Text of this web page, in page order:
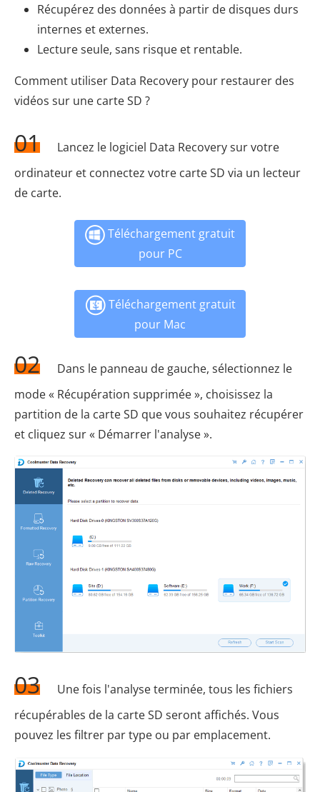
Récupérez des données à partir de disques durs
internes et externes.
Lecture seule, sans risque et rentable.
Comment utiliser Data Recovery pour restaurer des
vidéos sur une carte SD ?
01
Lancez le logiciel Data Recovery sur votre
ordinateur et connectez votre carte SD via un lecteur
de carte.
Téléchargement gratuit
pour PC
Téléchargement gratuit
pour Mac
02
Dans le panneau de gauche, sélectionnez le
mode « Récupération supprimée », choisissez la
partition de la carte SD que vous souhaitez récupérer
et cliquez sur « Démarrer l'analyse ».
03
Une fois l'analyse terminée, tous les fichiers
récupérables de la carte SD seront affichés. Vous
pouvez les filtrer par type ou par emplacement.